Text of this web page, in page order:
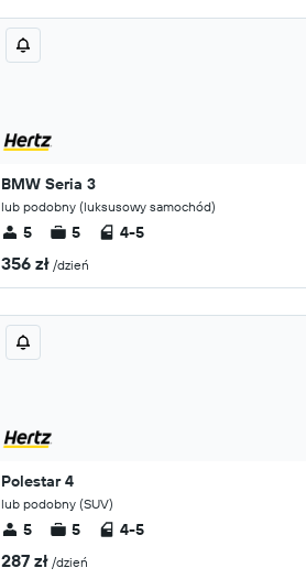
BMW Seria 3
lub podobny (luksusowy samochód)
5 5 4-5
356 zł /dzień
Polestar 4
lub podobny (SUV)
5 5 4-5
287 zł /dzień